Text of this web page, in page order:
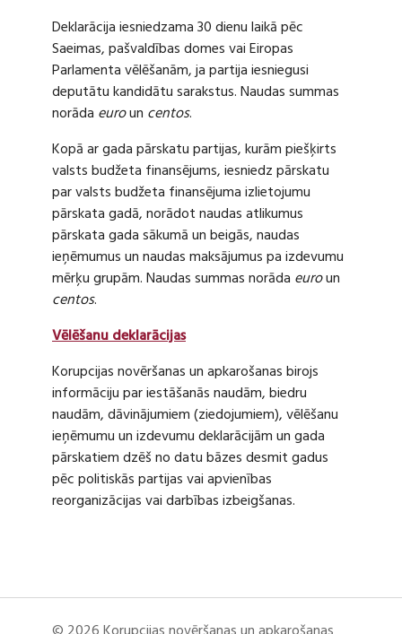
Deklarācija iesniedzama 30 dienu laikā pēc
Saeimas, pašvaldības domes vai Eiropas
Parlamenta vēlēšanām, ja partija iesniegusi
deputātu kandidātu sarakstus. Naudas summas
norāda euroun centos.
Kopā ar gada pārskatu partijas, kurām piešķirts
valsts budžeta finansējums, iesniedz pārskatu
par valsts budžeta finansējuma izlietojumu
pārskata gadā, norādot naudas atlikumus
pārskata gada sākumā un beigās, naudas
ieņēmumus un naudas maksājumus pa izdevumu
mērķu grupām. Naudas summas norāda euroun
centos.
Vēlēšanu deklarācijas
Korupcijas novēršanas un apkarošanas birojs
informāciju par iestāšanās naudām, biedru
naudām, dāvinājumiem (ziedojumiem), vēlēšanu
ieņēmumu un izdevumu deklarācijām un gada
pārskatiem dzēš no datu bāzes desmit gadus
pēc politiskās partijas vai apvienības
reorganizācijas vai darbības izbeigšanas.